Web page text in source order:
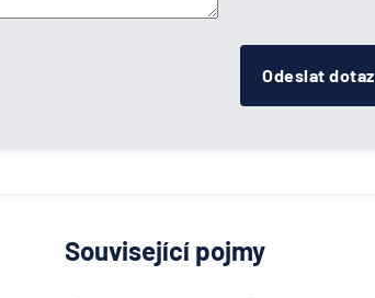
Odeslat dotaz
Související pojmy